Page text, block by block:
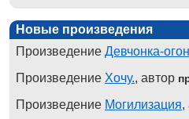
Новые произведения
Произведение Девчонка-
Произведение Хочу., автор
Произведение Могилизация,